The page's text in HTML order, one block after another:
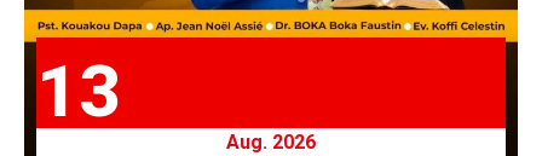
13
Aug. 2026